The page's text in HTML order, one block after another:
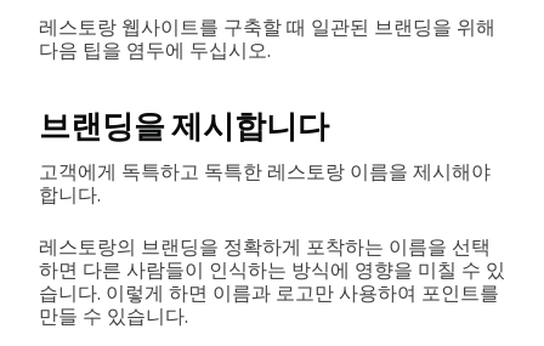
레스토랑 웹사이트를 구축할 때 일관된 브랜딩을 위해
다음 팁을 염두에 두십시오.
브랜딩을 제시합니다
고객에게 독특하고 독특한 레스토랑 이름을 제시해야
합니다.
레스토랑의 브랜딩을 정확하게 포착하는 이름을 선택
하면 다른 사람들이 인식하는 방식에 영향을 미칠 수 있
습니다. 이렇게 하면 이름과 로고만 사용하여 포인트를
만들 수 있습니다.